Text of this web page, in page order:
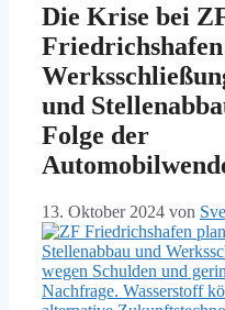
Die Krise bei
und
Folge der
13. Oktober 2024 von